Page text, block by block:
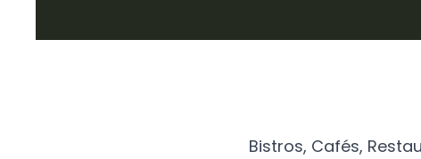
Bistros, Cafés,